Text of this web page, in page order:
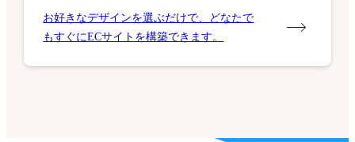
お好きなデザインを選ぶだけで、どなたで
もすぐにECサイトを構築できます。